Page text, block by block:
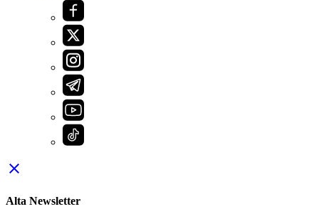
close
Alta Newsletter